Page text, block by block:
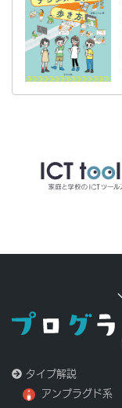
タイプ解説
アンプラグド系